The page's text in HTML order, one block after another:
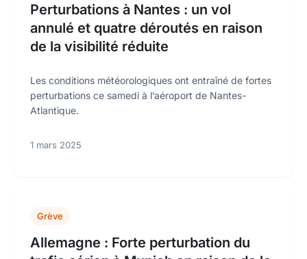
Perturbations à Nantes : un vol
annulé et quatre déroutés en raison
de la visibilité réduite
Les conditions météorologiques ont entraîné de fortes
perturbations ce samedi à l’aéroport de Nantes-
Atlantique.
1 mars 2025
Grève
Allemagne : Forte perturbation du